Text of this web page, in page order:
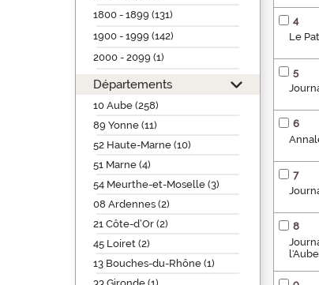
1800 - 1899 (131)
1900 - 1999 (142)
2000 - 2099 (1)
Départements
10 Aube (258)
89 Yonne (11)
52 Haute-Marne (10)
51 Marne (4)
54 Meurthe-et-Moselle (3)
08 Ardennes (2)
21 Côte-d’Or (2)
45 Loiret (2)
13 Bouches-du-Rhône (1)
4
Le
5
6
7
8
l'Aube